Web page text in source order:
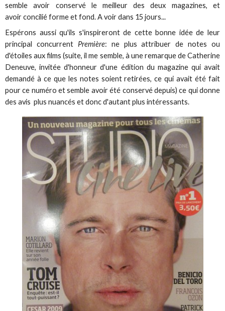
semble avoir conservé le meilleur des deux magazines, et
avoir concilié forme et fond. A voir dans 15 jours...
Espérons aussi qu'ils s'inspireront de cette bonne idée de leur
principal concurrent Première: ne plus attribuer de notes ou
d'étoiles aux films (suite, il me semble, à une remarque de Catherine
Deneuve, invitée d'honneur d'une édition du magazine qui avait
demandé à ce que les notes soient retirées, ce qui avait été fait
pour ce numéro et semble avoir été conservé depuis) ce qui donne
des avis plus nuancés et donc d'autant plus intéressants.